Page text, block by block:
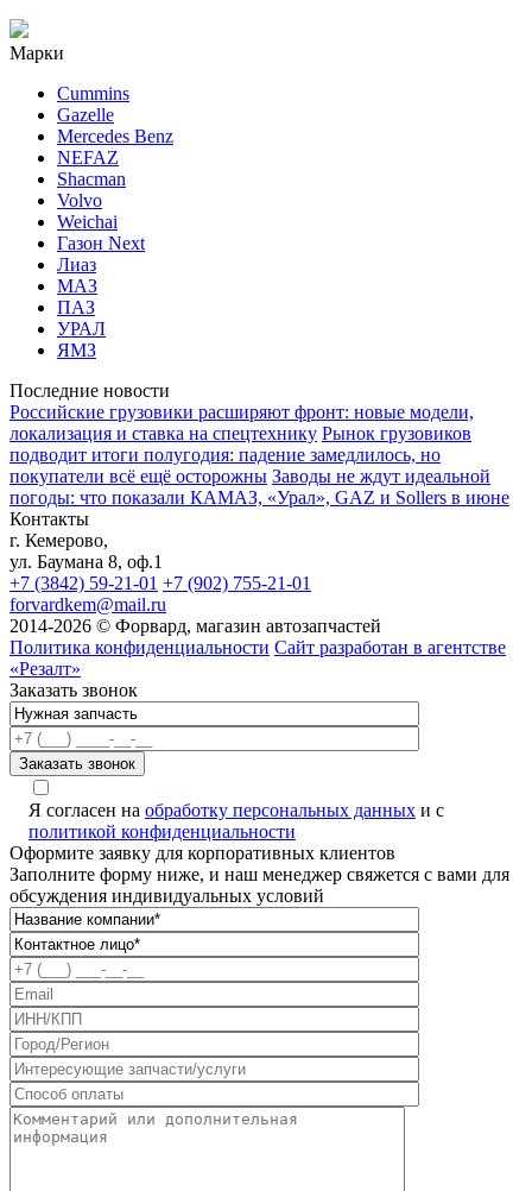
Марки
Cummins
Gazelle
Mercedes Benz
NEFAZ
Shacman
Volvo
Weichai
Газон Next
Лиаз
МАЗ
ПАЗ
УРАЛ
ЯМЗ
Последние новости
Российские грузовики расширяют фронт: новые модели,
локализация и ставка на спецтехнику Рынок грузовиков
подводит итоги полугодия: падение замедлилось, но
покупатели всё ещё осторожны Заводы не ждут идеальной
погоды: что показали КАМАЗ, «Урал», GAZ и Sollers в июне
Контакты
г. Кемерово,
ул. Баумана 8, оф.1
+7 (3842) 59-21-01 +7 (902) 755-21-01
forvardkem@mail.ru
2014-2026 © Форвард, магазин автозапчастей
Политика конфиденциальности Сайт разработан в агентстве
«Резалт»
Заказать звонок
Я согласен на обработку персональных данных и с
политикой конфиденциальности
Оформите заявку для корпоративных клиентов
Заполните форму ниже, и наш менеджер свяжется с вами для
обсуждения индивидуальных условий